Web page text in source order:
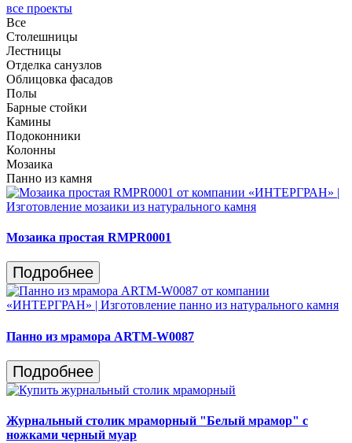
все проекты
Все
Столешницы
Лестницы
Отделка санузлов
Облицовка фасадов
Полы
Барные стойки
Камины
Подоконники
Колонны
Мозаика
Панно из камня
Мозаика простая RMPR0001
Подробнее
Панно из мрамора ARTM-W0087
Подробнее
Журнальный столик мраморный "Белый мрамор" с
ножками черный муар